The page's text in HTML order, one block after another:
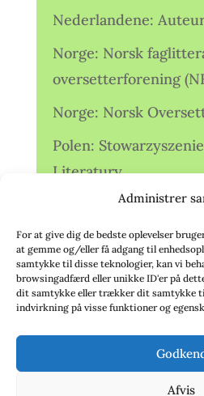
Administrer
For at give dig de bedste oplevelser
at gemme og/eller få adgang til
samtykke til disse teknologier, kan vi
browsingadfærd eller unikke ID'er på
dit samtykke eller trækker dit samtykke
indvirkning på visse funktioner og
Afvis
Nederlandene:
Norge: Norsk
oversetterforening
Norge: Norsk
Polen:
Literatury
Storbritannien:
Association (TA)
Sverige:
Sverige:
deutschsprachiger